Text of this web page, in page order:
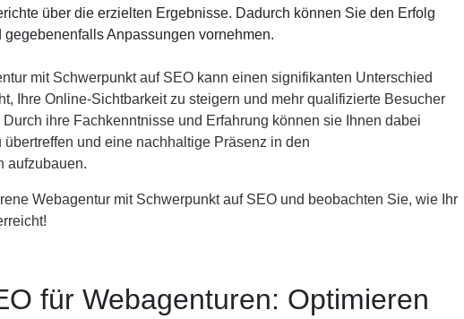
über die erzielten Ergebnisse. Dadurch können Sie den Erfolg
gegebenenfalls Anpassungen vornehmen.
mit Schwerpunkt auf SEO kann einen signifikanten Unterschied
Ihre Online-Sichtbarkeit zu steigern und mehr qualifizierte Besucher
ihre Fachkenntnisse und Erfahrung können sie Ihnen dabei
übertreffen und eine nachhaltige Präsenz in den
aufzubauen.
Webagentur mit Schwerpunkt auf SEO und beobachten Sie, wie Ihr
für Webagenturen: Optimieren